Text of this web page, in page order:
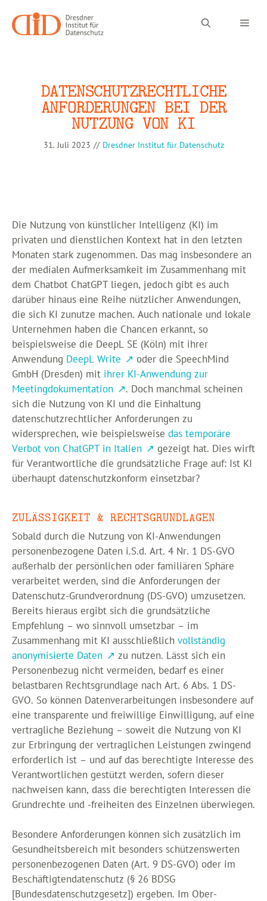
Inhalt
springen
DATENSCHUTZRECHTLICHE
ANFORDERUNGEN BEI DER
NUTZUNG VON KI
31. Juli 2023 // Dresdner Institut für Datenschutz
Die Nutzung von künstlicher Intelligenz (KI) im
privaten und dienstlichen Kontext hat in den letzten
Monaten stark zugenommen. Das mag insbesondere an
der medialen Aufmerksamkeit im Zusammenhang mit
dem Chatbot ChatGPT liegen, jedoch gibt es auch
darüber hinaus eine Reihe nützlicher Anwendungen,
die sich KI zunutze machen. Auch nationale und lokale
Unternehmen haben die Chancen erkannt, so
beispielsweise die DeepL SE (Köln) mit ihrer
Anwendung DeepL Write
oder die SpeechMind
GmbH (Dresden) mit ihrer KI-Anwendung zur
Meetingdokumentation
. Doch manchmal scheinen
sich die Nutzung von KI und die Einhaltung
datenschutzrechtlicher Anforderungen zu
widersprechen, wie beispielsweise das temporäre
Verbot von ChatGPT in Italien
gezeigt hat. Dies wirft
für Verantwortliche die grundsätzliche Frage auf: Ist KI
überhaupt datenschutzkonform einsetzbar?
ZULÄSSIGKEIT & RECHTSGRUNDLAGEN
Sobald durch die Nutzung von KI-Anwendungen
personenbezogene Daten i.S.d. Art. 4 Nr. 1 DS-GVO
außerhalb der persönlichen oder familiären Sphäre
verarbeitet werden, sind die Anforderungen der
Datenschutz-Grundverordnung (DS-GVO) umzusetzen.
Bereits hieraus ergibt sich die grundsätzliche
Empfehlung – wo sinnvoll umsetzbar – im
Zusammenhang mit KI ausschließlich vollständig
anonymisierte Daten
zu nutzen. Lässt sich ein
Personenbezug nicht vermeiden, bedarf es einer
belastbaren Rechtsgrundlage nach Art. 6 Abs. 1 DS-
GVO. So können Datenverarbeitungen insbesondere auf
eine transparente und freiwillige Einwilligung, auf eine
vertragliche Beziehung – soweit die Nutzung von KI
zur Erbringung der vertraglichen Leistungen zwingend
erforderlich ist – und auf das berechtigte Interesse des
Verantwortlichen gestützt werden, sofern dieser
nachweisen kann, dass die berechtigten Interessen die
Grundrechte und -freiheiten des Einzelnen überwiegen.
Besondere Anforderungen können sich zusätzlich im
Gesundheitsbereich mit besonders schützenswerten
personenbezogenen Daten (Art. 9 DS-GVO) oder im
Beschäftigtendatenschutz (§ 26 BDSG
[Bundesdatenschutzgesetz]) ergeben. Im Ober-